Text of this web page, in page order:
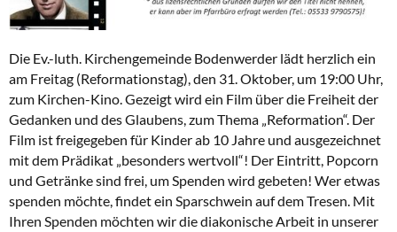
Die Ev.-luth. Kirchengemeinde Bodenwerder lädt herzlich ein
am Freitag (Reformationstag), den 31. Oktober, um 19:00 Uhr,
zum Kirchen-Kino. Gezeigt wird ein Film über die Freiheit der
Gedanken und des Glaubens, zum Thema „Reformation“. Der
Film ist freigegeben für Kinder ab 10 Jahre und ausgezeichnet
mit dem Prädikat „besonders wertvoll“! Der Eintritt, Popcorn
und Getränke sind frei, um Spenden wird gebeten! Wer etwas
spenden möchte, findet ein Sparschwein auf dem Tresen. Mit
Ihren Spenden möchten wir die diakonische Arbeit in unserer